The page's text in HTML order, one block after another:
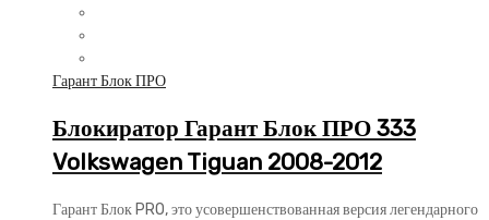
Гарант Блок ПРО
Блокиратор Гарант Блок ПРО 333
Volkswagen Tiguan 2008-2012
Гарант Блок PRO, это усовершенствованная версия легендарного